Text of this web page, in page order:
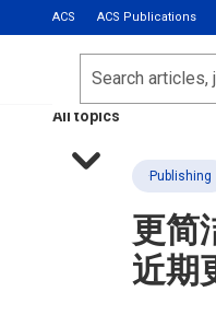
ACS ACS Publications
Most Read
Calls for Papers
All topics
Search
Publishing
更简
近期